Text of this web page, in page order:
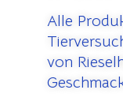
Alle
von